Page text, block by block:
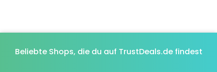
Beliebte Shops, die du auf TrustDeals.de findest